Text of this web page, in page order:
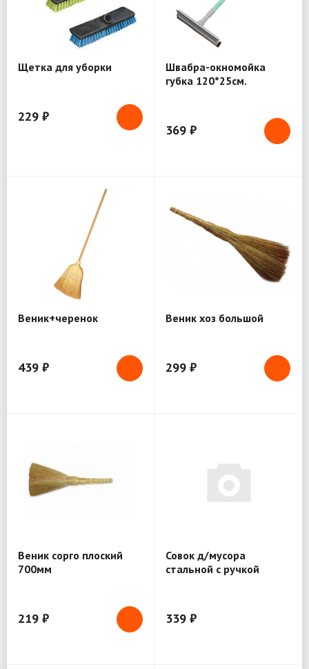
Щетка для уборки
229 ₽
Швабра-окномойка
губка 120*25см.
369 ₽
Веник+черенок
439 ₽
Веник хоз большой
299 ₽
Веник сорго плоский
700мм
219 ₽
Совок д/мусора
стальной с ручкой
339 ₽